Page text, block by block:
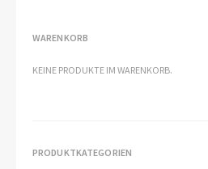
WARENKORB
KEINE PRODUKTE IM WARENKORB.
PRODUKTKATEGORIEN